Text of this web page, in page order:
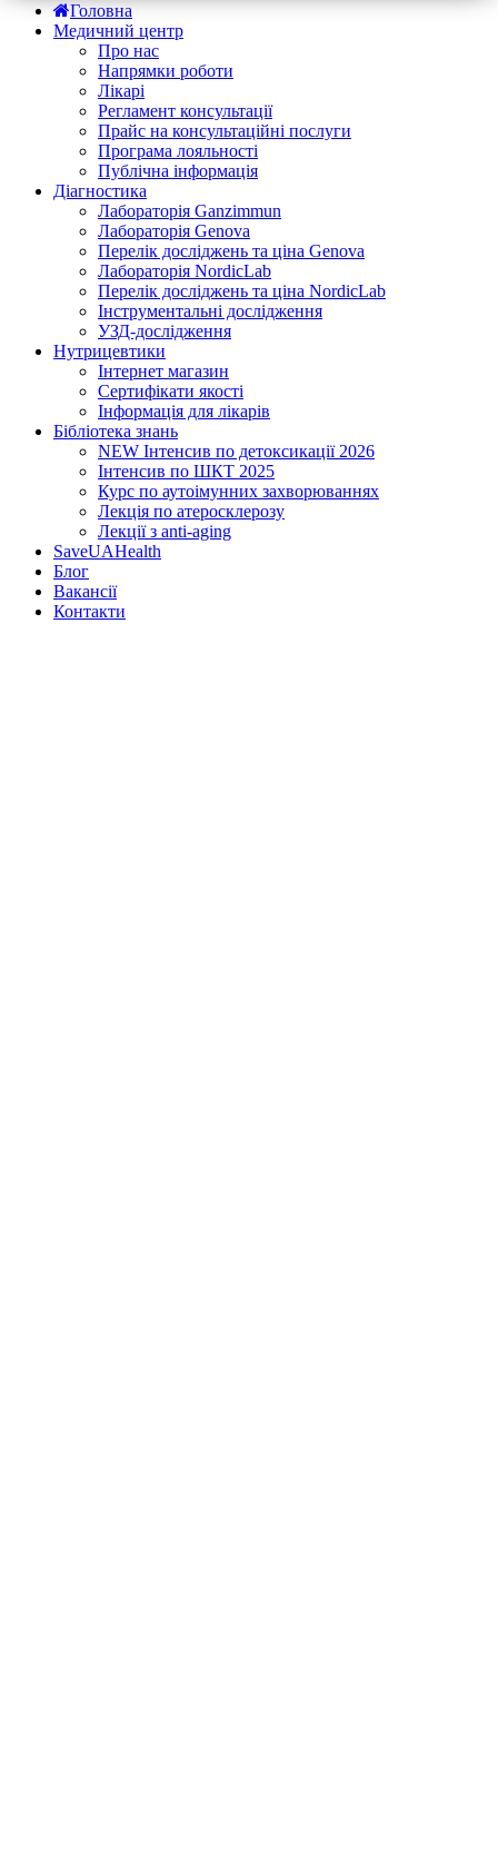
Головна
Медичний центр
Про нас
Напрямки роботи
Лікарі
Регламент консультації
Прайс на консультаційні послуги
Програма лояльності
Публічна інформація
Діагностика
Лабораторія Ganzimmun
Лабораторія Genova
Перелік досліджень та ціна Genova
Лабораторія NordicLab
Перелік досліджень та ціна NordicLab
Інструментальні дослідження
УЗД-дослідження
Нутрицевт​ики
Інтернет магазин
Сертифікати якості
Інформація для лікарів
Бібліотека знань
NEW Інтенсив по детоксикації 2026
Інтенсив по ШКТ 2025
Курс по аутоімунних захворюваннях
Лекція по атеросклерозу
Лекції з anti-aging
SaveUAHealth
Блог
Вакансії
Контакти